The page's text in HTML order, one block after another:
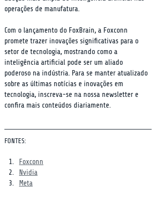
operações de manufatura.
Com o lançamento do FoxBrain, a Foxconn
promete trazer inovações significativas para o
setor de tecnologia, mostrando como a
inteligência artificial pode ser um aliado
poderoso na indústria. Para se manter atualizado
sobre as últimas notícias e inovações em
tecnologia, inscreva-se na nossa newsletter e
confira mais conteúdos diariamente.
FONTES:
Foxconn
Nvidia
Meta